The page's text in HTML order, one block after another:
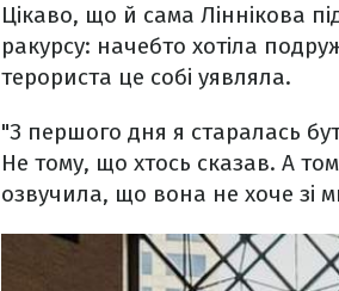
Цікаво, що й сама Ліннікова
ракурсу: начебто хотіла
терориста це собі уявляла.
"З першого дня я старалась
Не тому, що хтось сказав. А
озвучила, що вона не хоче зі